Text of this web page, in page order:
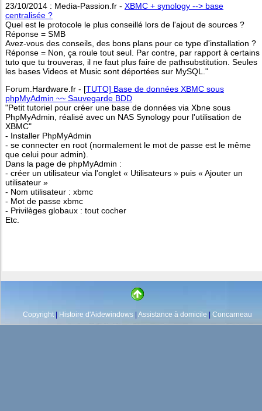
23/10/2014 : Media-Passion.fr - XBMC + synology --> base
centralisée ?
Quel est le protocole le plus conseillé lors de l'ajout de sources ?
Réponse = SMB
Avez-vous des conseils, des bons plans pour ce type d'installation ?
Réponse = Non, ça roule tout seul. Par contre, par rapport à certains
tuto que tu trouveras, il ne faut plus faire de pathsubstitution. Seules
les bases Videos et Music sont déportées sur MySQL."
Forum.Hardware.fr - [TUTO] Base de données XBMC sous
phpMyAdmin ~~ Sauvegarde BDD
"Petit tutoriel pour créer une base de données via Xbne sous
PhpMyAdmin, réalisé avec un NAS Synology pour l'utilisation de
XBMC"
- Installer PhpMyAdmin
- se connecter en root (normalement le mot de passe est le même
que celui pour admin).
Dans la page de phpMyAdmin :
- créer un utilisateur via l'onglet « Utilisateurs » puis « Ajouter un
utilisateur »
- Nom utilisateur : xbmc
- Mot de passe xbmc
- Privilèges globaux : tout cocher
Etc.
Copyright| Histoire d'Aidewindows Assistance à domicile Concarneau